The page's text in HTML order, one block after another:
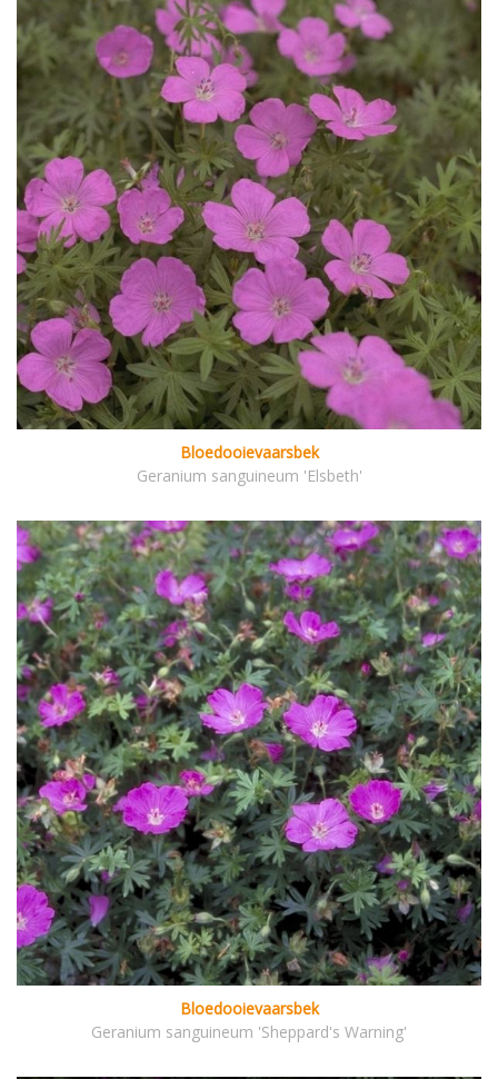
Bloedooievaarsbek
Geranium sanguineum 'Elsbeth'
Bloedooievaarsbek
Geranium sanguineum 'Sheppard's Warning'